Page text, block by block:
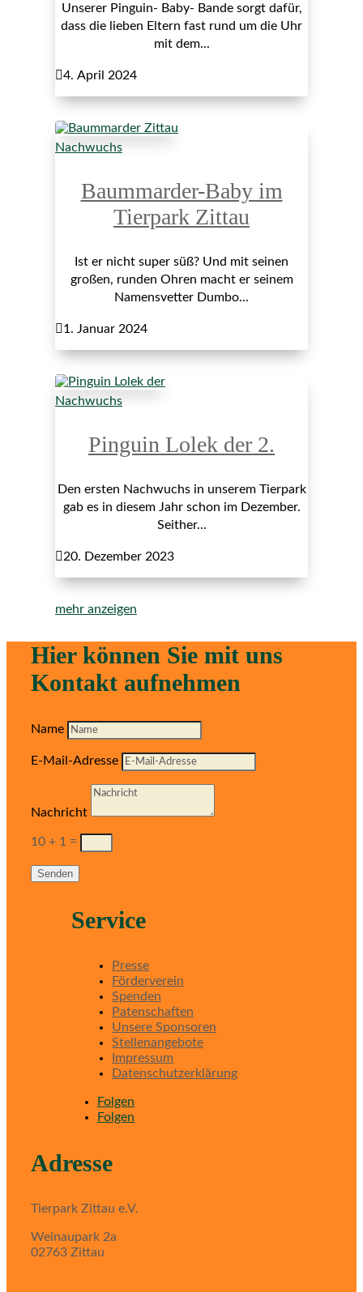
Unserer Pinguin- Baby- Bande sorgt dafür,
dass die lieben Eltern fast rund um die Uhr
mit dem...
4. April 2024
Nachwuchs
Baummarder-Baby im
Tierpark Zittau
Ist er nicht super süß? Und mit seinen
großen, runden Ohren macht er seinem
Namensvetter Dumbo...
1. Januar 2024
Nachwuchs
Pinguin Lolek der 2.
Den ersten Nachwuchs in unserem Tierpark
gab es in diesem Jahr schon im Dezember.
Seither...
20. Dezember 2023
mehr anzeigen
Hier können Sie mit uns
Kontakt aufnehmen
Name
E-Mail-Adresse
Nachricht
10 + 1 =
Senden
Service
Presse
Förderverein
Spenden
Patenschaften
Unsere Sponsoren
Stellenangebote
Impressum
Datenschutzerklärung
Folgen
Folgen
Adresse
Tierpark Zittau e.V.
Weinaupark 2a
02763 Zittau